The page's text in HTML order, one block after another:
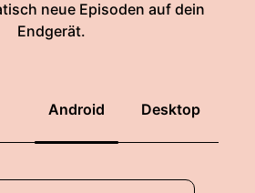
neue Episoden auf dein
Endgerät.
Android Desktop